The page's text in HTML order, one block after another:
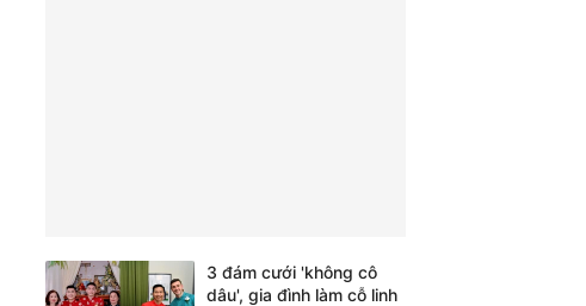
3 đám cưới 'không cô
dâu', gia đình làm cỗ linh